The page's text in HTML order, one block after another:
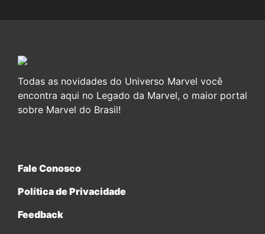
Todas as novidades do Universo Marvel você
encontra aqui no Legado da Marvel, o maior portal
sobre Marvel do Brasil!
Fale Conosco
Política de Privacidade
Feedback